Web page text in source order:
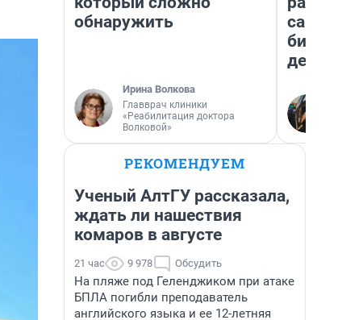
обнаружить
Ирина Волкова
Главврач клиники
«Реабилитация доктора
Волковой»
РЕКОМЕНДУЕМ
Ученый АлтГУ рассказала,
ждать ли нашествия
комаров в августе
21 час 9 978 Обсудить
На пляже под Геленджиком при атаке
БПЛА погибли преподаватель
английского языка и ее 12-летняя